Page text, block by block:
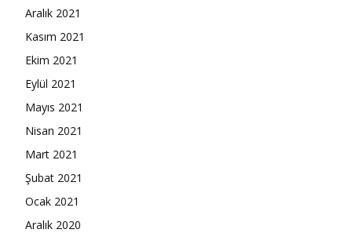
Aralık 2021
Kasım 2021
Ekim 2021
Eylül 2021
Mayıs 2021
Nisan 2021
Mart 2021
Şubat 2021
Ocak 2021
Aralık 2020